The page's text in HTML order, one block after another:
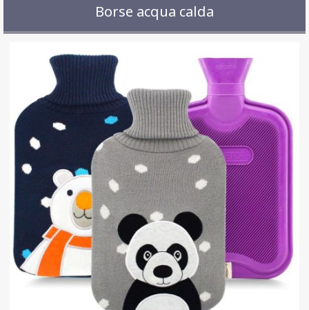
Borse acqua calda